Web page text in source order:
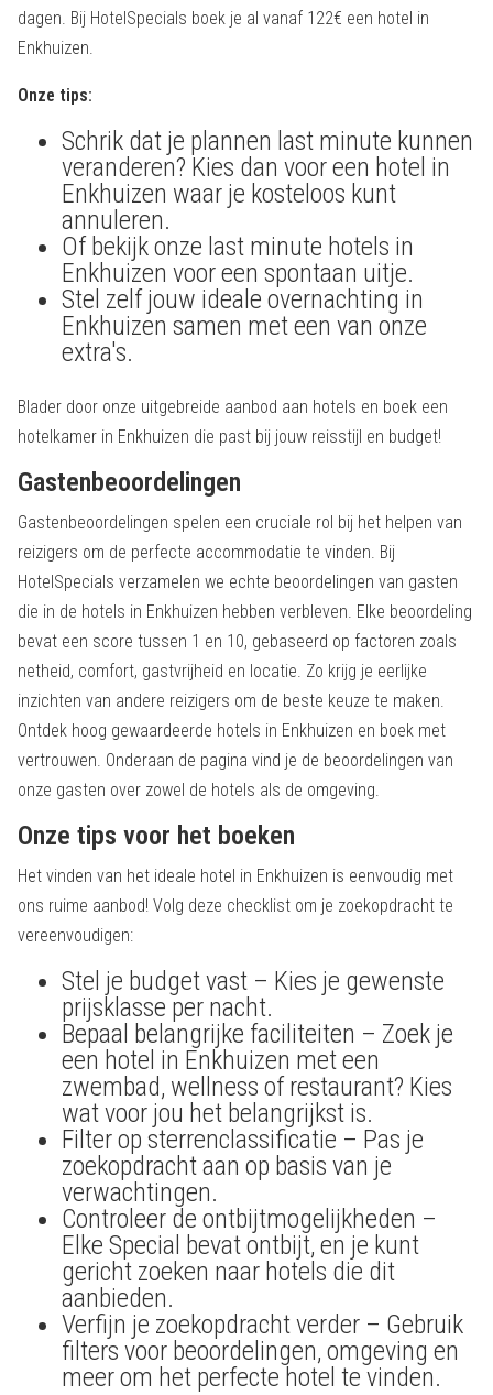
dagen. Bij HotelSpecials boek je al vanaf 122€ een hotel in
Enkhuizen.
Onze tips:
Schrik dat je plannen last minute kunnen
veranderen? Kies dan voor een hotel in
Enkhuizen waar je kosteloos kunt
annuleren.
Of bekijk onze last minute hotels in
Enkhuizen voor een spontaan uitje.
Stel zelf jouw ideale overnachting in
Enkhuizen samen met een van onze
extra's.
Blader door onze uitgebreide aanbod aan hotels en boek een
hotelkamer in Enkhuizen die past bij jouw reisstijl en budget!
Gastenbeoordelingen
Gastenbeoordelingen spelen een cruciale rol bij het helpen van
reizigers om de perfecte accommodatie te vinden. Bij
HotelSpecials verzamelen we echte beoordelingen van gasten
die in de hotels in Enkhuizen hebben verbleven. Elke beoordeling
bevat een score tussen 1 en 10, gebaseerd op factoren zoals
netheid, comfort, gastvrijheid en locatie. Zo krijg je eerlijke
inzichten van andere reizigers om de beste keuze te maken.
Ontdek hoog gewaardeerde hotels in Enkhuizen en boek met
vertrouwen. Onderaan de pagina vind je de beoordelingen van
onze gasten over zowel de hotels als de omgeving.
Onze tips voor het boeken
Het vinden van het ideale hotel in Enkhuizen is eenvoudig met
ons ruime aanbod! Volg deze checklist om je zoekopdracht te
vereenvoudigen:
Stel je budget vast – Kies je gewenste
prijsklasse per nacht.
Bepaal belangrijke faciliteiten – Zoek je
een hotel in Enkhuizen met een
zwembad, wellness of restaurant? Kies
wat voor jou het belangrijkst is.
Filter op sterrenclassificatie – Pas je
zoekopdracht aan op basis van je
verwachtingen.
Controleer de ontbijtmogelijkheden –
Elke Special bevat ontbijt, en je kunt
gericht zoeken naar hotels die dit
aanbieden.
Verfijn je zoekopdracht verder – Gebruik
filters voor beoordelingen, omgeving en
meer om het perfecte hotel te vinden.